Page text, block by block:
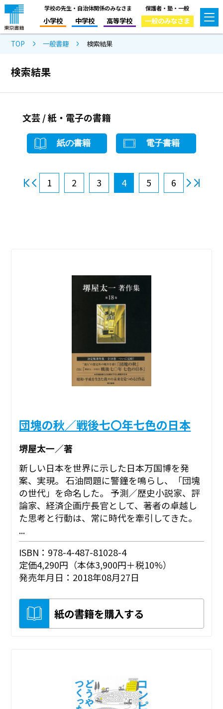
学校の先生・自治体関係のみなさま
小学校 中学校 高等学校
保護者・塾・一般
一般のみなさま
TOP 一般書籍 検索結果
検索結果
文芸 / 紙・電子の書籍
紙の書籍 電子書籍
1 2 3 4 5 6
団塊の秋／戦後七〇年七色の日本
堺屋太一／著
新しい日本を世界に示した日本万国博を発
案、実現。 石油問題に警鐘を鳴らし、「団塊
の世代」を命名した。 予測／歴史小説家、評
論家、経済企画庁長官として、著者の卓越し
た思考と行動は、常に時代を牽引してきた。
...
ISBN：978-4-487-81028-4
定価4,290円（本体3,900円＋税10%）
発売年月日：2018年08月27日
紙の書籍を購入する